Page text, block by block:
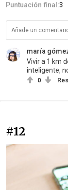
Puntuación final:3
maría
Vivir a 1 km
inteligente,
0
#12